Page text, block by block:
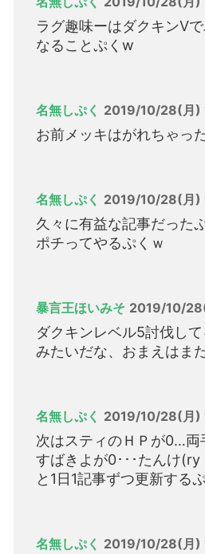
ラグ趣味ーはダクキンV
なることぷくw
名無しぷく 2019/10/28(月)
お前メッキはがれちゃっ
名無しぷく 2019/10/28(月)
久々に有益な記事だった
ポチってやるぷくｗ
暴言王ほいみそ 2019/10/
ダクキンレベル5討伐し
みたいだな、おまえはま
名無しぷく 2019/10/28(月)
次はスティのＨＰが0…
すばきよが0･･･たんけ(ry
と1日1記事ずつ更新する
名無しぷく 2019/10/28(月)